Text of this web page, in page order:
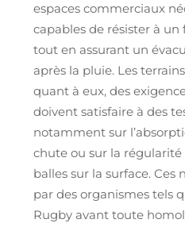
espaces commerciaux
capables de résister à
tout en assurant un
après la pluie. Les
quant à eux, des
doivent satisfaire à des
notamment sur
chute ou sur la
balles sur la surface. Ces
par des organismes tels
Rugby avant toute